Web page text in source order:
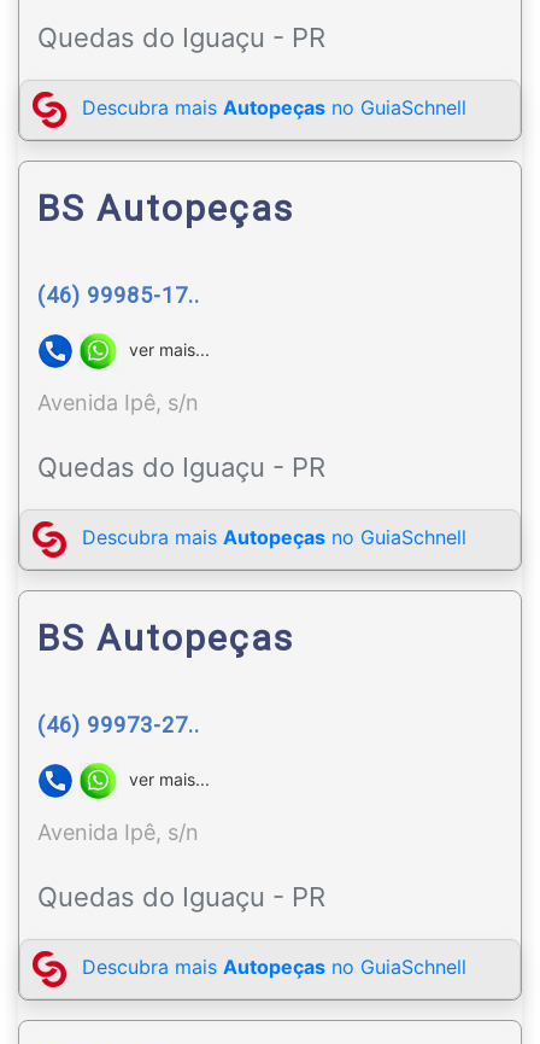
Quedas do Iguaçu - PR
Descubra mais Autopeças no GuiaSchnell
BS Autopeças
(46) 99985-17..
ver mais...
Avenida Ipê, s/n
Quedas do Iguaçu - PR
Descubra mais Autopeças no GuiaSchnell
BS Autopeças
(46) 99973-27..
ver mais...
Avenida Ipê, s/n
Quedas do Iguaçu - PR
Descubra mais Autopeças no GuiaSchnell